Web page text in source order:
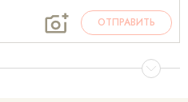
ОТПРАВИТЬ